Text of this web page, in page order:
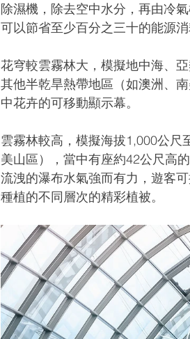
除濕機，除去空中水分，再由冷
可以節省至少百分之三十的能源消
花穹較雲霧林大，模擬地中海、
其他半乾旱熱帶地區（如澳洲、
中花卉的可移動顯示幕。
雲霧林較高，模擬海拔1,000公尺
美山區），當中有座約42公尺高的
流洩的瀑布水氣強而有力，遊客
種植的不同層次的精彩植被。